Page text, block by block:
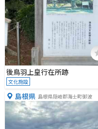
後鳥羽上皇行在所跡
文化施設
島根県 島根県隠岐郡海士町御波